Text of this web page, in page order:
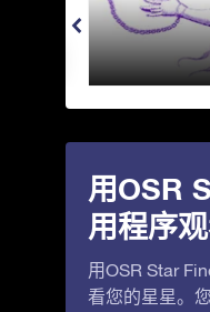
用OSR
用程序
用OSR Star
看您的星星。